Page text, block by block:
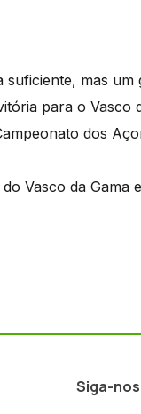
mas
para o Vasco
dos
Vasco da Gama
Siga-